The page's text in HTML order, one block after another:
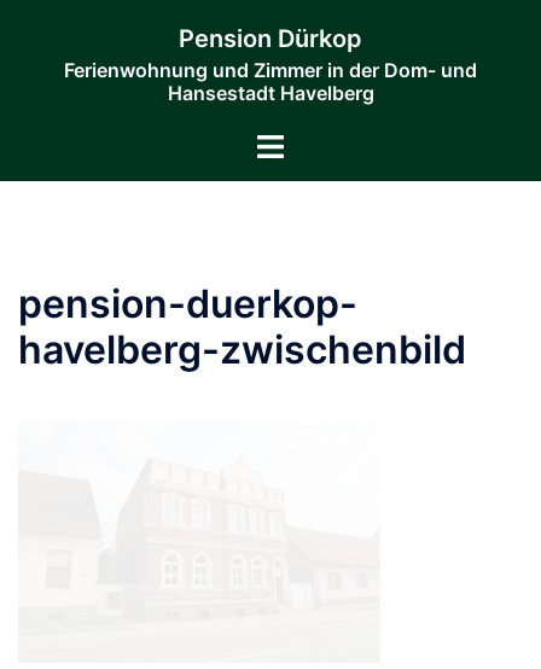
springen
Pension Dürkop
Ferienwohnung und Zimmer in der Dom- und
Hansestadt Havelberg
Menü
pension-duerkop-
havelberg-zwischenbild